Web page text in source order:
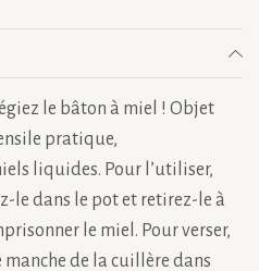
le bâton à miel ! Objet
pratique,
liquides. Pour l’utiliser,
le dans le pot et retirez-le à
le miel. Pour verser,
de la cuillère dans